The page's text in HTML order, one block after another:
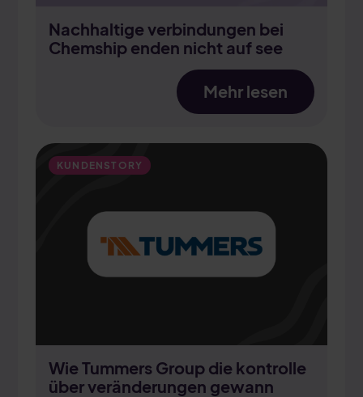
Nachhaltige verbindungen bei
Chemship enden nicht auf see
Mehr lesen
KUNDENSTORY
Wie Tummers Group die kontrolle
über veränderungen gewann